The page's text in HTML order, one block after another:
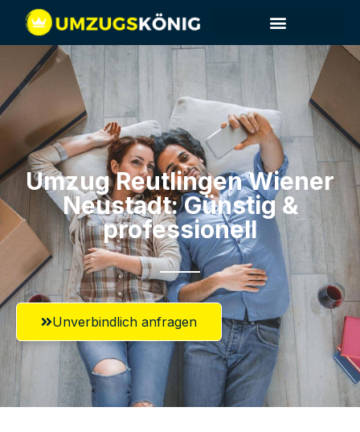
Umzug Reutlingen​ Wiener
Neustadt: Günstig &
professionell​
Unverbindlich anfragen